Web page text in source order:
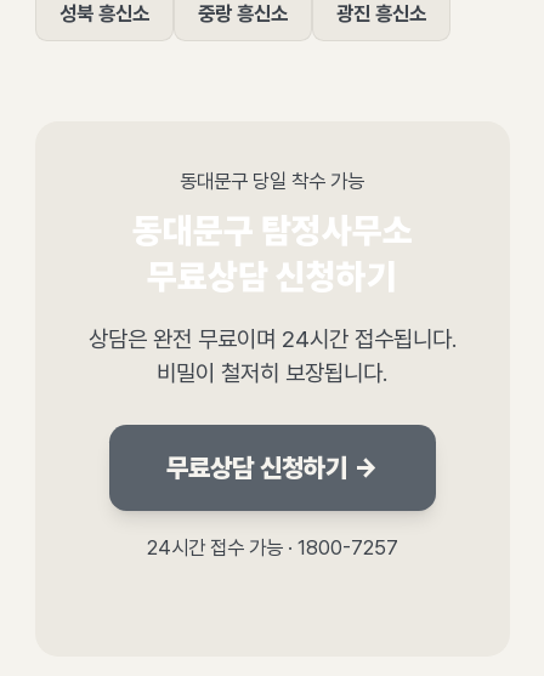
성북 흥신소 중랑 흥신소 광진 흥신소
동대문구 당일 착수 가능
동대문구 탐정사무소
무료상담 신청하기
상담은 완전 무료이며 24시간 접수됩니다.
비밀이 철저히 보장됩니다.
무료상담 신청하기 →
24시간 접수 가능 · 1800-7257